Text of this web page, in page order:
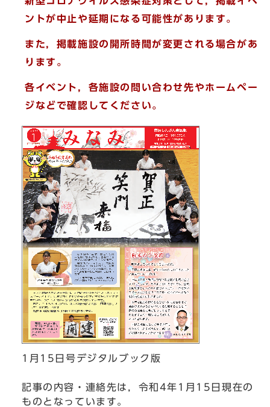
ントが中止や延期になる可能性があります。
また，掲載施設の開所時間が変更される場合があ
ります。
各イベント，各施設の問い合わせ先やホームペー
ジなどで確認してください。
1月15日号デジタルブック版
記事の内容・連絡先は，令和4年1月15日現在の
ものとなっています。